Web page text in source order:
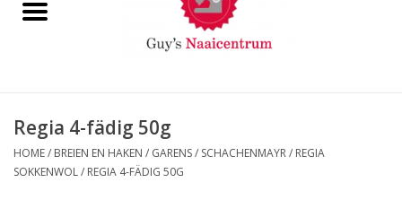
Machines
Paspoppen
Regia 4-fädig 50g
HOME/ BREIEN EN HAKEN / GARENS/ SCHACHENMAYR/ REGIA
SOKKENWOL/ REGIA 4-FÄDIG 50G